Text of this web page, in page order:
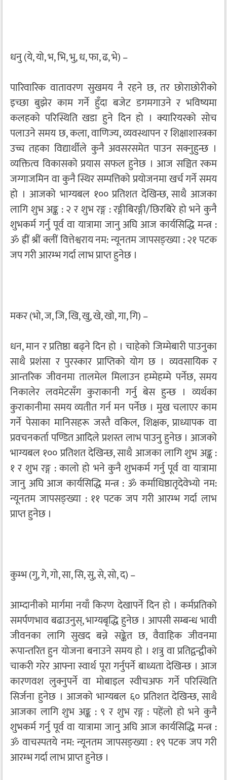
धनु (ये, यो, भ, भि, भु, ध, फा, ढ, भे) –
पारिवारिक वातावरण सुखमय नै रहने छ, तर छोराछोरीको
इच्छा बुझेर काम गर्ने हुँदा बजेट डगमगाउने र भविष्यमा
कलहको परिस्थिति खडा हुने दिन हो । क्यारियरको सोच
पलाउने समय छ, कला, वाणिज्य, व्यवस्थापन र शिक्षाशास्त्रका
उच्च तहका विद्यार्थीले कुनै अवसरसमेत पाउन सक्नुहुन्छ ।
व्यक्तित्व विकासको प्रयास सफल हुनेछ । आज सञ्चित रकम
जग्गाजमिन वा कुनै स्थिर सम्पत्तिको प्रयोजनमा खर्च गर्ने समय
हो । आजको भाग्यबल १०० प्रतिशत देखिन्छ, साथै आजका
लागि शुभ अङ्क : २ र शुभ रङ्ग : रङ्गीबिरङ्गी/छिरबिरे हो भने कुनै
शुभकर्म गर्नु पूर्व वा यात्रामा जानु अघि आज कार्यसिद्धि मन्त्र :
ॐ ह्रीं श्रीं क्लीं वित्तेश्वराय नम: न्यूनतम जापसङ्ख्या : २१ पटक
जप गरी आरम्भ गर्दा लाभ प्राप्त हुनेछ ।
मकर (भो, ज, जि, खि, खु, खे, खो, गा, गि) –
धन, मान र प्रतिष्ठा बढ्ने दिन हो । चाहेको जिम्मेबारी पाउनुका
साथै प्रशंसा र पुरस्कार प्राप्तिको योग छ । व्यवसायिक र
आन्तरिक जीवनमा तालमेल मिलाउन हम्मेहम्मे पर्नेछ, समय
निकालेर लवमेटसँग कुराकानी गर्नु बेस हुन्छ । व्यर्थका
कुराकानीमा समय व्यतीत गर्न मन पर्नेछ । मुख चलाएर काम
गर्ने पेसाका मानिसहरू जस्तै वकिल, शिक्षक, प्राध्यापक वा
प्रवचनकर्ता पण्डित आदिले प्रशस्त लाभ पाउनु हुनेछ । आजको
भाग्यबल १०० प्रतिशत देखिन्छ, साथै आजका लागि शुभ अङ्क :
१ र शुभ रङ्ग : कालो हो भने कुनै शुभकर्म गर्नु पूर्व वा यात्रामा
जानु अघि आज कार्यसिद्धि मन्त्र : ॐ कर्माधिष्ठातृदेवेभ्यो नम:
न्यूनतम जापसङ्ख्या : ११ पटक जप गरी आरम्भ गर्दा लाभ
प्राप्त हुनेछ ।
कुम्भ (गु, गे, गो, सा, सि, सु, से, सो, द) –
आम्दानीको मार्गमा नयाँ किरण देखापर्ने दिन हो । कर्मप्रतिको
समर्पणभाव बढाउनुस्, भाग्यबृद्धि हुनेछ । आपसी सम्बन्ध भावी
जीवनका लागि सुखद बन्ने सङ्केत छ, वैवाहिक जीवनमा
रूपान्तरित हुन योजना बनाउने समय हो । शत्रु वा प्रतिद्वन्द्वीको
चाकरी गरेर आफ्ना स्वार्थ पूरा गर्नुपर्ने बाध्यता देखिन्छ । आज
कारणवश लुक्नुपर्ने वा मोबाइल स्वीचअफ गर्ने परिस्थिति
सिर्जना हुनेछ । आजको भाग्यबल ६० प्रतिशत देखिन्छ, साथै
आजका लागि शुभ अङ्क : ९ र शुभ रङ्ग : पहेंलो हो भने कुनै
शुभकर्म गर्नु पूर्व वा यात्रामा जानु अघि आज कार्यसिद्धि मन्त्र :
ॐ वाचस्पतये नम: न्यूनतम जापसङ्ख्या : १९ पटक जप गरी
आरम्भ गर्दा लाभ प्राप्त हुनेछ ।